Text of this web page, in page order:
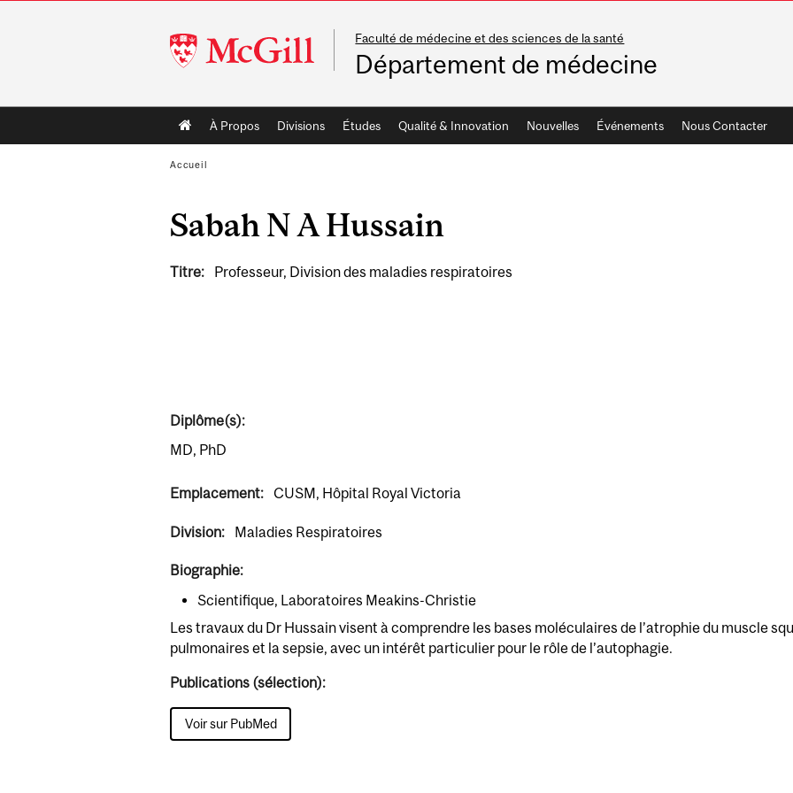
McGill
University
Faculté de médecine et des sciences de la santé
Département de médecine
Main
navigation
À Propos Divisions Études Qualité & Innovation Nouvelles Événements Nous Contacter
Accueil
Sabah N A Hussain
Titre: Professeur, Division des maladies respiratoires
Diplôme(s):
MD, PhD
Emplacement: CUSM, Hôpital Royal Victoria
Division: Maladies Respiratoires
Biographie:
Scientifique, Laboratoires Meakins-Christie
Les travaux du Dr Hussain visent à comprendre les bases moléculaires de l’atrophie du muscle
pulmonaires et la sepsie, avec un intérêt particulier pour le rôle de l’autophagie.
Publications (sélection):
Voir sur PubMed